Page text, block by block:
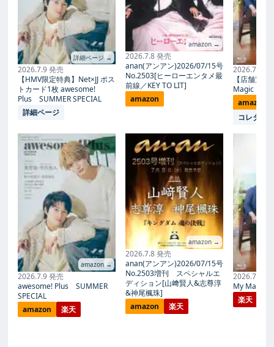
詳細ページ →
2026.7.9 発売
【HMV限定特典】Net×JJ ポス
トカード1枚 awesome!
Plus SUMMER SPECIAL
詳細ページ
amazon →
2026.7.9 発売
awesome! Plus SUMMER
SPECIAL
amazon
楽天
amazon →
2026.7.8 発売
anan(アンアン)2026/07/15号
No.2503[ヒーローエンタメ最
前線／KEY TO LIT]
amazon
amazon →
2026.7.8 発売
anan(アンアン)2026/07/15号
No.2503増刊 スペシャルエ
ディション[山﨑賢人&志尊淳
&神尾楓珠]
amazon
楽天
2026.7.27
【店舗別
Magic
amazon
コレタメ
2026.7.27
My Magic
楽天